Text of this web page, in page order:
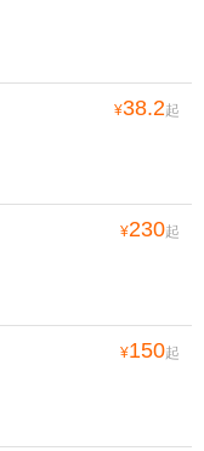
¥38.2起
¥230起
¥150起